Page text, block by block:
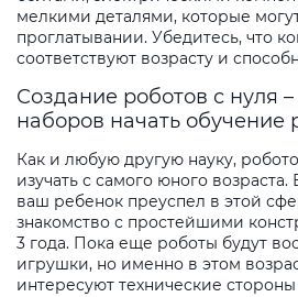
мелкими деталями, которые
проглатывании. Убедитесь, что
соответствуют возрасту и
Создание роботов с нуля –
наборов начать обучение
Как и любую другую науку,
изучать с самого юного
ваш ребенок преуспел в этой
знакомство с простейшими
3 года. Пока еще роботы будут
игрушки, но именно в этом
интересуют технические